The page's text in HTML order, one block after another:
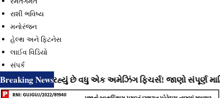
રાશી ભવિષ્ય
મનોરંજન
હેલ્થ અને ફિટનેસ
લાઈવ વિડિયો
સંપર્ક
Breaking News
લાવી રહ્યું છે વધુ એક અમેઝિંગ ફિચર્સ! જાણો સંપૂર્ણ માહિતી